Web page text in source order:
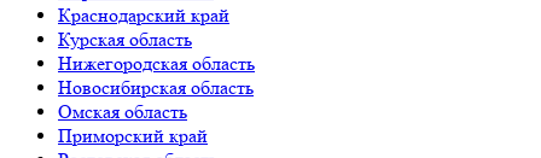
Краснодарский край
Курская область
Нижегородская область
Новосибирская область
Омская область
Приморский край